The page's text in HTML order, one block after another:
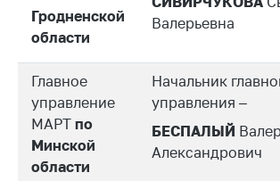
регулирование и
конкуренция
Торговля и услуги
Регулирование и
контроль закупок
Защита прав
потребителей
Гродненской
области
Валерьевна
Главное
управление
МАРТ по
Минской
области
Начальник
управления –
БЕСПАЛЫЙ
Александрович